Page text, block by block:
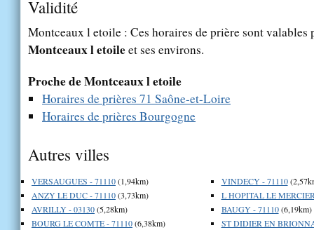
Validité
Montceaux l etoile : Ces horaires de prière sont valables
Montceaux l etoileet ses environs.
Proche de Montceaux l etoile
Horaires de prières 71 Saône-et-Loire
Horaires de prières Bourgogne
Autres villes
VERSAUGUES - 71110(1,94km)
ANZY LE DUC - 71110(3,73km)
AVRILLY - 03130(5,28km)
BOURG LE COMTE - 71110(6,38km)
VINDECY - 71110
L HOPITAL LE
BAUGY - 71110(6,19km)
ST DIDIER EN